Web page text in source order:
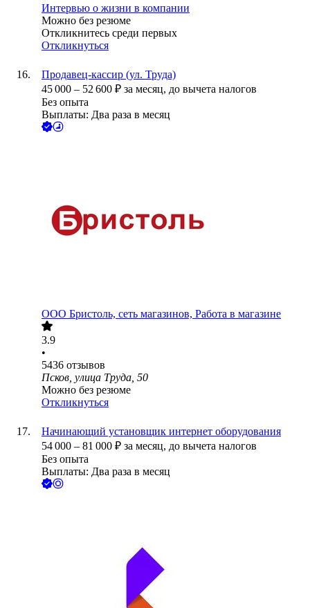
Интервью о жизни в компании
Можно без резюме
Откликнитесь среди первых
Откликнуться
Продавец-кассир (ул. Труда)
45 000 – 52 600 ₽ за месяц, до вычета налогов
Без опыта
Выплаты: Два раза в месяц
ООО Бристоль, сеть магазинов, Работа в магазине
3.9
•
5436 отзывов
Псков, улица Труда, 50
Можно без резюме
Откликнуться
Начинающий установщик интернет оборудования
54 000 – 81 000 ₽ за месяц, до вычета налогов
Без опыта
Выплаты: Два раза в месяц